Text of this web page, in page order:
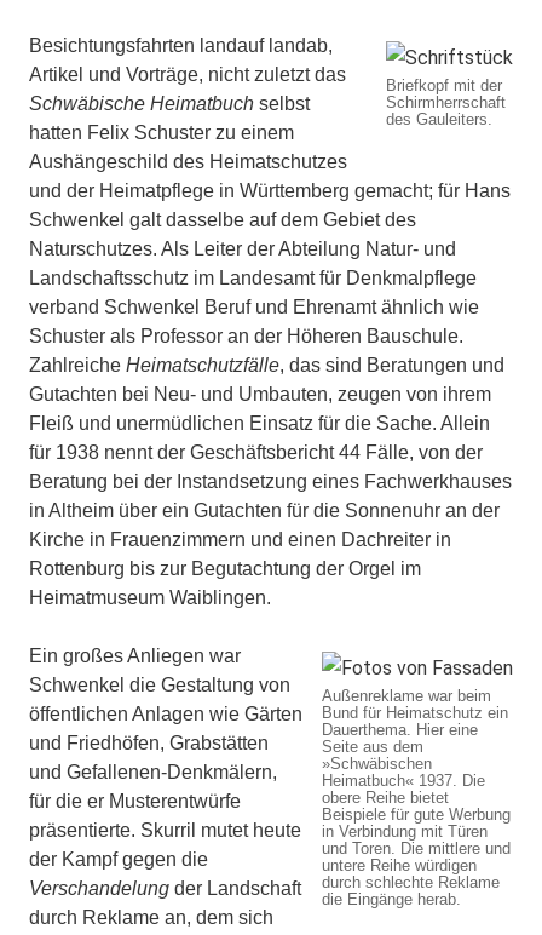
Briefkopf mit der
Schirmherrschaft
des Gauleiters.
Besichtungsfahrten landauf landab,
Artikel und Vorträge, nicht zuletzt das
Schwäbische Heimatbuch selbst
hatten Felix Schuster zu einem
Aushängeschild des Heimatschutzes
und der Heimatpflege in Württemberg gemacht; für Hans
Schwenkel galt dasselbe auf dem Gebiet des
Naturschutzes. Als Leiter der Abteilung Natur- und
Landschaftsschutz im Landesamt für Denkmalpflege
verband Schwenkel Beruf und Ehrenamt ähnlich wie
Schuster als Professor an der Höheren Bauschule.
Zahlreiche Heimatschutzfälle, das sind Beratungen und
Gutachten bei Neu- und Umbauten, zeugen von ihrem
Fleiß und unermüdlichen Einsatz für die Sache. Allein
für 1938 nennt der Geschäftsbericht 44 Fälle, von der
Beratung bei der Instandsetzung eines Fachwerkhauses
in Altheim über ein Gutachten für die Sonnenuhr an der
Kirche in Frauenzimmern und einen Dachreiter in
Rottenburg bis zur Begutachtung der Orgel im
Heimatmuseum Waiblingen.
Außenreklame war beim
Bund für Heimatschutz ein
Dauerthema. Hier eine
Seite aus dem
»Schwäbischen
Heimatbuch« 1937. Die
obere Reihe bietet
Beispiele für gute Werbung
in Verbindung mit Türen
und Toren. Die mittlere und
untere Reihe würdigen
durch schlechte Reklame
die Eingänge herab.
Ein großes Anliegen war
Schwenkel die Gestaltung von
öffentlichen Anlagen wie Gärten
und Friedhöfen, Grabstätten
und Gefallenen-Denkmälern,
für die er Musterentwürfe
präsentierte. Skurril mutet heute
der Kampf gegen die
Verschandelung der Landschaft
durch Reklame an, dem sich